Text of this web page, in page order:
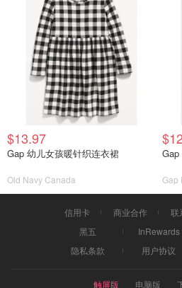
$13.97
Gap 幼儿女孩暖针织连衣裙
Old Navy Canada
Gap
Gap
信用卡 商业合作 联
黑五
InRewards
隐私条款
用户协议
触屏版 电脑版